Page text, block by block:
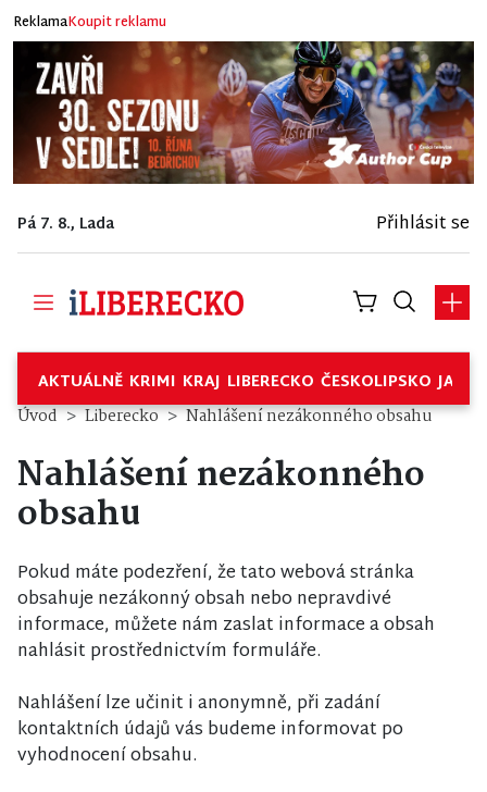
ReklamaKoupit reklamu
Pá 7. 8., Lada Přihlásit se
AKTUÁLNĚ KRIMI KRAJ LIBERECKO ČESKOLIPSKO
Úvod Liberecko Nahlášení nezákonného obsahu
Nahlášení nezákonného
obsahu
Pokud máte podezření, že tato webová stránka
obsahuje nezákonný obsah nebo nepravdivé
informace, můžete nám zaslat informace a obsah
nahlásit prostřednictvím formuláře.
Nahlášení lze učinit i anonymně, při zadání
kontaktních údajů vás budeme informovat po
vyhodnocení obsahu.